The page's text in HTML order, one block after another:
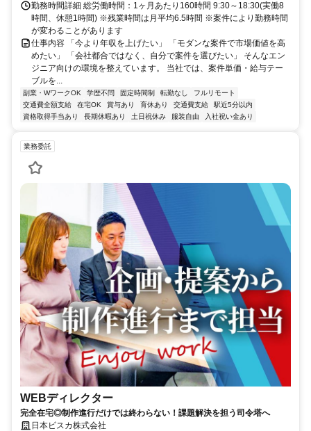
勤務時間詳細 総労働時間：1ヶ月あたり160時間 9:30～18:30(実働8
時間、休憩1時間) ※残業時間は月平均6.5時間 ※案件により勤務時間
が変わることがあります
仕事内容 「今より年収を上げたい」 「モダンな案件で市場価値を高
めたい」 「会社都合ではなく、自分で案件を選びたい」 そんなエン
ジニア向けの環境を整えています。 当社では、案件単価・給与テー
ブルを...
副業・WワークOK 学歴不問 固定時間制 転勤なし
フルリモート
交通費全額支給
在宅OK 賞与あり 育休あり 交通費支給
駅近5分以内
資格取得手当あり
長期休暇あり 土日祝休み 服装自由 入社祝い金あり
業務委託
WEBディレクター
完全在宅◎制作進行だけでは終わらない！課題解決を担う司令塔へ
日本ビスカ株式会社